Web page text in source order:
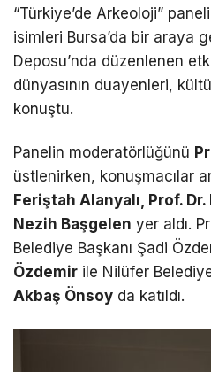
“Türkiye’de Arkeoloji”
isimleri Bursa’da bir araya
Deposu’nda düzenlenen
dünyasının duayenleri,
konuştu.
Panelin moderatörlüğünü
üstlenirken, konuşmacılar
Feriştah Alanyalı, Prof.
Nezih Başgelen yer aldı.
Belediye Başkanı Şadi
Özdemir ile Nilüfer
Akbaş Önsoy da katıldı.